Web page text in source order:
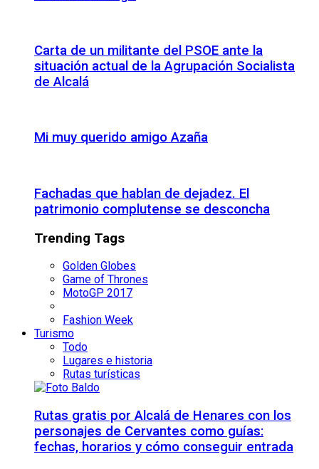
Carta de un militante del PSOE ante la
situación actual de la Agrupación Socialista
de Alcalá
Mi muy querido amigo Azaña
Fachadas que hablan de dejadez. El
patrimonio complutense se desconcha
Trending Tags
Golden Globes
Game of Thrones
MotoGP 2017
Fashion Week
Turismo
Todo
Lugares e historia
Rutas turísticas
Rutas gratis por Alcalá de Henares con los
personajes de Cervantes como guías:
fechas, horarios y cómo conseguir entrada